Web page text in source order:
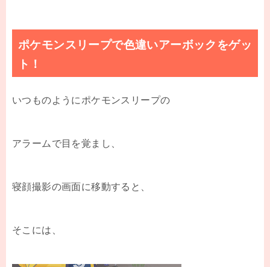
ポケモンスリープで色違いアーボックをゲッ
ト！
いつものようにポケモンスリープの
アラームで目を覚まし、
寝顔撮影の画面に移動すると、
そこには、